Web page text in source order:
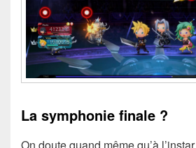
La symphonie finale ?